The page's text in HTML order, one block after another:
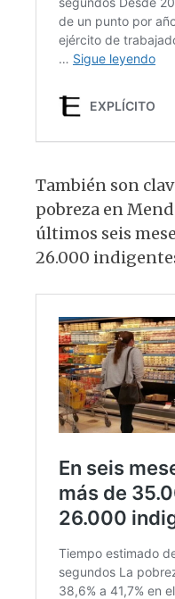
También son
pobreza en
últimos seis
26.000